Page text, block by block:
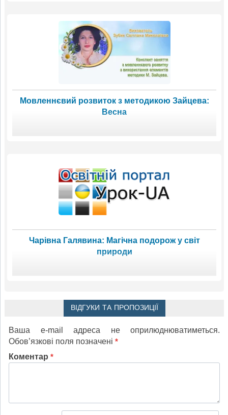
Мовленнєвий розвиток з методикою Зайцева:
Весна
Чарівна Галявина: Магічна подорож у світ
природи
ВІДГУКИ ТА ПРОПОЗИЦІЇ
Ваша e-mail адреса не оприлюднюватиметься.
Обов’язкові поля позначені *
Коментар *